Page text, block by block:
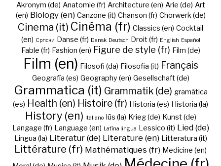
Akronym (de) Anatomie (fr) Architecture (en) Arie (de) Art
(en) Biology (en) Canzone (it) Chanson (fr) Chorwerk (de)
Cinema (it) Cinéma (fr) Classics (en) Cocktail
(en) Cрпски Danse (fr) Dansk Deutsch Droit (fr) English Español
Fable (fr) Fashion (en) Figure de style (fr) Film (de)
Film (en) Filosofi (da) Filosofia (it) Français
Geografía (es) Geography (en) Gesellschaft (de)
Grammatica (it) Grammatik (de) gramática
(es) Health (en) Histoire (fr) Historia (es) Historia (la)
History (en) Italiano Iūs (la) Krieg (de) Kunst (de)
Langage (fr) Language (en) Latīna lingua Lessico (it) Lied (de)
Lingua (la) Literatur (de) Literature (en) Litteratura (it)
Littérature (fr) Mathématiques (fr) Medicine (en)